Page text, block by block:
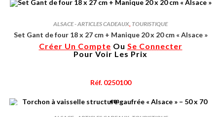
ALSACE - ARTICLES CADEAUX TOURISTIQUE
Set Gant de four 18 x 27 cm + Manique 20 x 20 cm « Alsace »
Créer Un Compte Ou Se Connecter
Pour Voir Les Prix
Réf. 0250100